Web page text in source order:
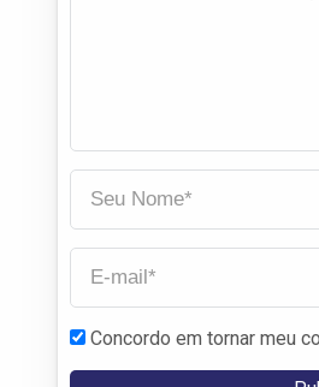
Concordo em tornar meu